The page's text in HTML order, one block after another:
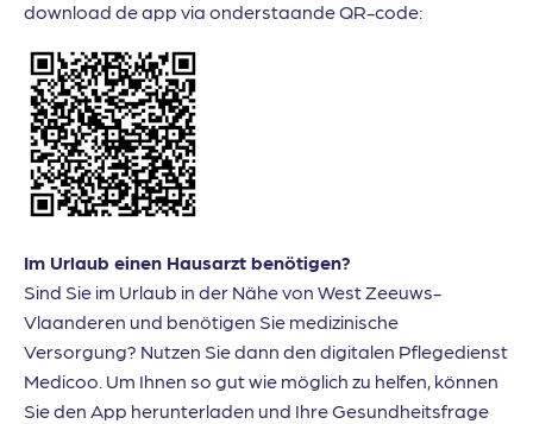
download de app via onderstaande QR-code:
Im Urlaub einen Hausarzt benötigen?
Sind Sie im Urlaub in der Nähe von West Zeeuws-
Vlaanderen und benötigen Sie medizinische
Versorgung? Nutzen Sie dann den digitalen Pflegedienst
Medicoo. Um Ihnen so gut wie möglich zu helfen, können
Sie den App herunterladen und Ihre Gesundheitsfrage